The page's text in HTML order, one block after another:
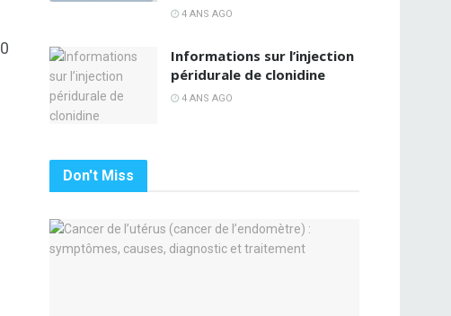
0
4 ANS AGO
Informations sur l’injection
péridurale de clonidine
4 ANS AGO
Don't Miss